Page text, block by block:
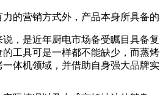
的营销方式外，产品本身所具备
，是近年厨电市场备受瞩目具
工具可是一样都不能缺少，而蒸
体机领域，并借助自身强大品牌实